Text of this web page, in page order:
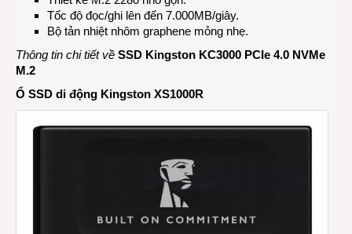
Tốc độ đọc/ghi lên đến 7.000MB/giây.
Bộ tản nhiệt nhôm graphene mỏng nhẹ.
Thông tin chi tiết về SSD Kingston KC3000 PCIe 4.0 NVMe
M.2
Ổ SSD di động Kingston XS1000R